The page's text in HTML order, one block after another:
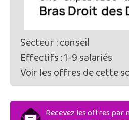
Secteur : conseil
Effectifs : 1-9 salariés
Voir les offres de cette
Recevez les offres par